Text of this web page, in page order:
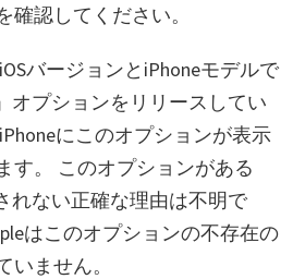
認してください。
バージョンとiPhoneモデルで
オプションをリリースしてい
にこのオプションが表示
す。 このオプションがある
れない正確な理由は不明で
はこのオプションの不存在の
ません。